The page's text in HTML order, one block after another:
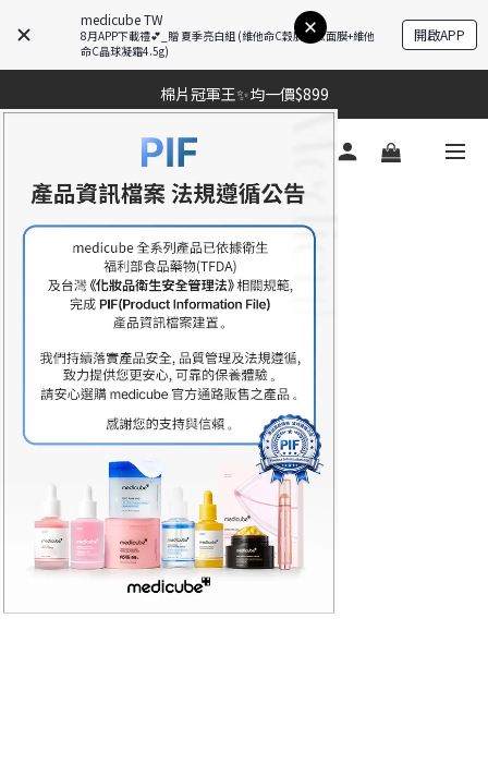
medicube TW
8月APP下載禮💕_贈 夏季亮白組 (維他命C穀胱甘肽面膜+維他
命C晶球凝霜4.5g)
開啟APP
棉片冠軍王✨均一價$899
棉片冠軍王✨均一價$899
夏季深層清潔必備🫧張員瑛洗臉機
加入LINE好友💚即享免運🛒
棉片冠軍王✨均一價$899